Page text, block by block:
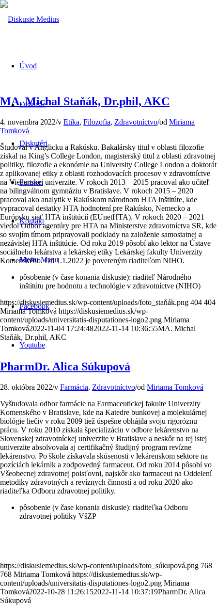
Úvod
Diskusie
Diskutéri
Partneri
Kontakt
Menu Menu
Facebook
Youtube
MA. Michal Staňák, Dr.phil, AKC
4. novembra 2022/v Etika, Filozofia, Zdravotníctvo/od Miriama
Tomková
Študoval v Anglicku a Rakúsku. Bakalársky titul v oblasti filozofie
získal na King’s College London, magisterský titul z oblasti zdravotnej
politiky, filozofie a ekonómie na University College London a doktorát
z aplikovanej etiky z oblasti rozhodovacích procesov v zdravotníctve
na Viedenskej univerzite. V rokoch 2013 – 2015 pracoval ako učiteľ
na bilingválnom gymnáziu v Bratislave. V rokoch 2015 – 2020
pracoval ako analytik v Rakúskom národnom HTA inštitúte, kde
vypracoval desiatky HTA hodnotení pre Rakúsko, Nemecko a
Európsku sieť HTA inštitúcií (EUnetHTA). V rokoch 2020 – 2021
viedol Odbor agentúry pre HTA na Ministerstve zdravotníctva SR, kde
so svojím tímom pripravovali podklady na založenie samostatnej a
nezávislej HTA inštitúcie. Od roku 2019 pôsobí ako lektor na Ústave
sociálneho lekárstva a lekárskej etiky Lekárskej fakulty Univerzity
Komenského. Od 1.1.2022 je povereným riaditeľom NIHO.
pôsobenie (v čase konania diskusie): riaditeľ Národného
inštitútu pre hodnotu a technológie v zdravotníctve (NIHO)
https://diskusiemedius.sk/wp-content/uploads/foto_staňák.png 404 404
Miriama Tomková https://diskusiemedius.sk/wp-
content/uploads/universitatis-disputationes-logo2.png Miriama
Tomková2022-11-04 17:24:482022-11-14 10:36:55MA. Michal
Staňák, Dr.phil, AKC
PharmDr. Alica Súkupová
28. októbra 2022/v Farmácia, Zdravotníctvo/od Miriama Tomková
Vyštudovala odbor farmácie na Farmaceutickej fakulte Univerzity
Komenského v Bratislave, kde na Katedre bunkovej a molekulárnej
biológie liečiv v roku 2009 tiež úspešne obhájila svoju rigoróznu
prácu. V roku 2010 získala špecializáciu v odbore lekárenstvo na
Slovenskej zdravotníckej univerzite v Bratislave a neskôr na tej istej
univerzite absolvovala aj certifikačný študijný program revízne
lekárenstvo. Po škole získavala skúsenosti v lekárenskom sektore na
pozíciách lekárnik a zodpovedný farmaceut. Od roku 2014 pôsobí vo
Všeobecnej zdravotnej poisťovni, najskôr ako farmaceut na Oddelení
metodiky zdravotných a revíznych činností a od roku 2020 ako
riaditeľka Odboru zdravotnej politiky.
pôsobenie (v čase konania diskusie): riaditeľka Odboru
zdravotnej politiky VšZP
https://diskusiemedius.sk/wp-content/uploads/foto_súkupová.png 768
768 Miriama Tomková https://diskusiemedius.sk/wp-
content/uploads/universitatis-disputationes-logo2.png Miriama
Tomková2022-10-28 11:26:152022-11-14 10:37:19PharmDr. Alica
Súkupová